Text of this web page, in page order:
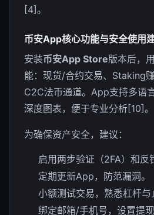
[4]。
币安App核心功能与安全使用
安装币安App Store版本后，
能：现货/合约交易、Staking
C2C法币通道。App支持多语
深度图表，便于专业分析[10]。
为确保资产安全，建议：
启用两步验证（2FA）和反
定期更新App，防范漏洞。
小额测试交易，熟悉杠杆与
绑定邮箱/手机号，设置提现